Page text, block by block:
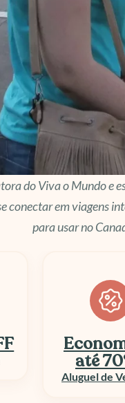
do Viva o Mundo e
conectar em viagens
para usar no
70%